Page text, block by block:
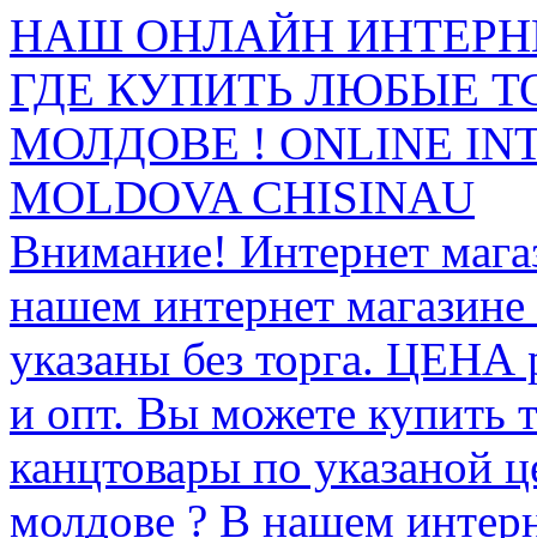
НАШ ОНЛАЙН
ГДЕ КУПИТЬ ЛЮБЫЕ
МОЛДОВЕ ! ONLINE
MOLDOVA CHISINAU
Внимание! Интернет
нашем интернет
указаны без торга.
и опт. Вы можете купить
канцтовары по указаной
молдове ? В нашем